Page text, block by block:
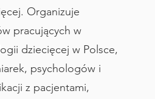
Organizuje
pracujących w
dziecięcej w Polsce,
psychologów i
z pacjentami,